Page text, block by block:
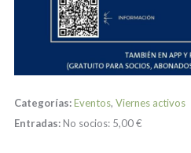
Categorías:Eventos, Viernes activos
Entradas:No socios: 5,00 €